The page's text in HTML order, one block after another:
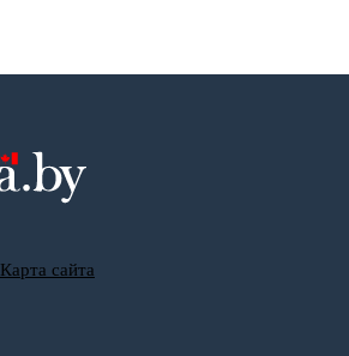
Карта сайта